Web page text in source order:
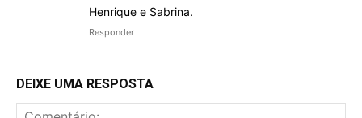
Henrique e Sabrina.
Responder
DEIXE UMA RESPOSTA